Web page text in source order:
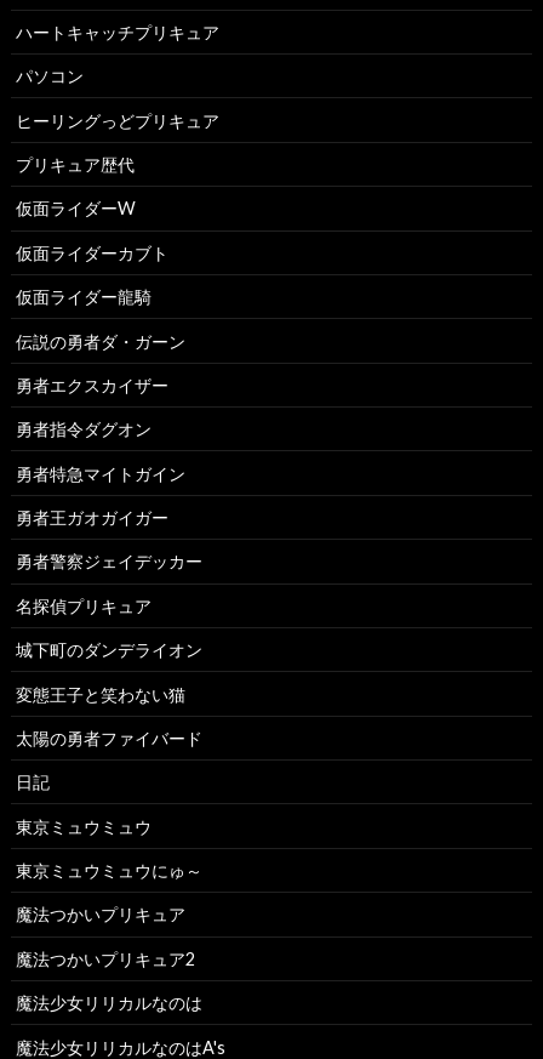
ハートキャッチプリキュア
パソコン
ヒーリングっどプリキュア
プリキュア歴代
仮面ライダーW
仮面ライダーカブト
仮面ライダー龍騎
伝説の勇者ダ・ガーン
勇者エクスカイザー
勇者指令ダグオン
勇者特急マイトガイン
勇者王ガオガイガー
勇者警察ジェイデッカー
名探偵プリキュア
城下町のダンデライオン
変態王子と笑わない猫
太陽の勇者ファイバード
日記
東京ミュウミュウ
東京ミュウミュウにゅ～
魔法つかいプリキュア
魔法つかいプリキュア2
魔法少女リリカルなのは
魔法少女リリカルなのはA's